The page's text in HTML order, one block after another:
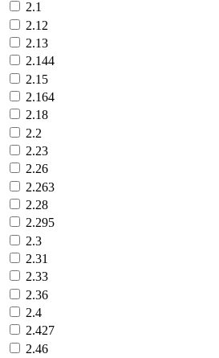
2.1
2.12
2.13
2.144
2.15
2.164
2.18
2.2
2.23
2.26
2.263
2.28
2.295
2.3
2.31
2.33
2.36
2.4
2.427
2.46